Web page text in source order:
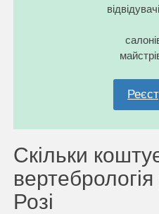
Скільки
Розі